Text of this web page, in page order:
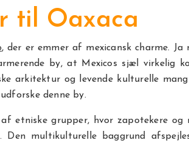
til Oaxaca
, der er emmer af mexicansk charme. Ja
by, at Mexicos sjæl virkelig
arkitektur og levende kulturelle
denne by.
etniske grupper, hvor zapotekere og
multikulturelle baggrund